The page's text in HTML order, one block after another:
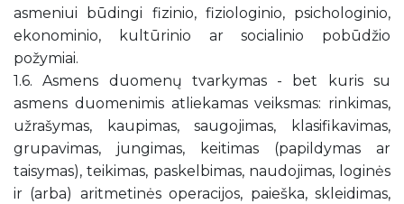
asmeniui būdingi fizinio, fiziologinio, psichologinio,
ekonominio, kultūrinio ar socialinio pobūdžio
požymiai.
1.6. Asmens duomenų tvarkymas - bet kuris su
asmens duomenimis atliekamas veiksmas: rinkimas,
užrašymas, kaupimas, saugojimas, klasifikavimas,
grupavimas, jungimas, keitimas (papildymas ar
taisymas), teikimas, paskelbimas, naudojimas, loginės
ir (arba) aritmetinės operacijos, paieška, skleidimas,